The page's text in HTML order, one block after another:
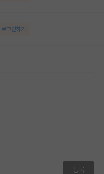
로그인하기
등록